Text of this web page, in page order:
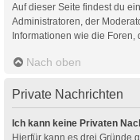
Auf dieser Seite findest du
Administratoren, der
Informationen wie die
Nach oben
Private Nachrichten
Ich kann keine Privaten
Hierfür kann es drei Gründe